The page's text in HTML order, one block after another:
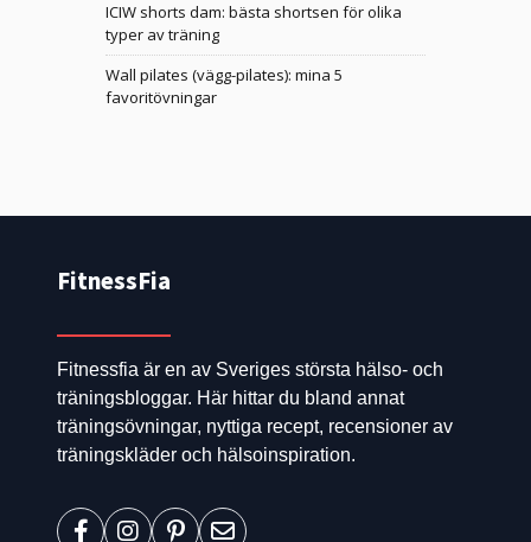
ICIW shorts dam: bästa shortsen för olika
typer av träning
Wall pilates (vägg-pilates): mina 5
favoritövningar
FitnessFia
Fitnessfia är en av Sveriges största hälso- och
träningsbloggar. Här hittar du bland annat
träningsövningar, nyttiga recept, recensioner av
träningskläder och hälsoinspiration.